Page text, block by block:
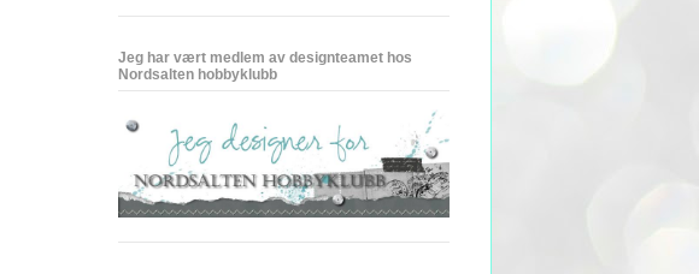
Jeg har vært medlem av designteamet hos
Nordsalten hobbyklubb